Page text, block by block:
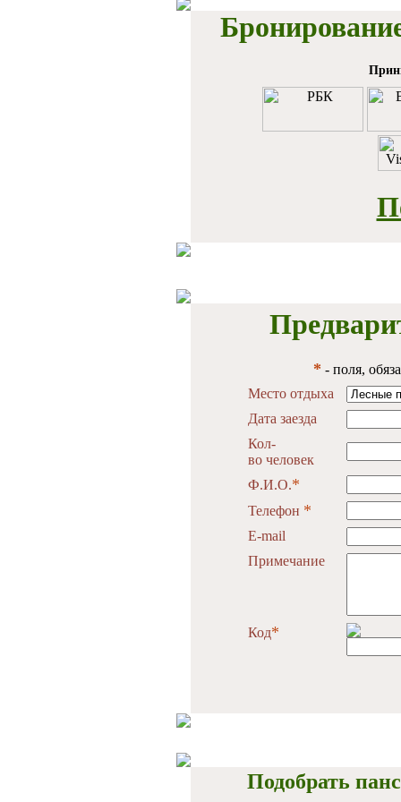
* - поля,
Место отдыха
Дата заезда
Кол-
во человек
Ф.И.О.*
Телефон *
E-mail
Примечание
Код*
Подобрать